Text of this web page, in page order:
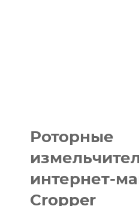
Роторные
интернет-
Cropper